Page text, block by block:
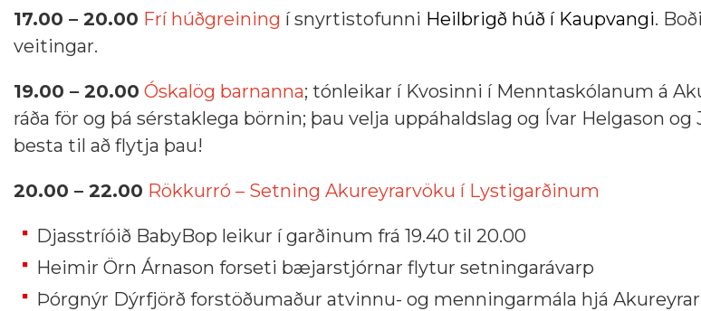
17.00 – 20.00 Frí húðgreining í snyrtistofunni Heilbrigð húð í Kaupvangi.
veitingar.
19.00 – 20.00 Óskalög barnanna; tónleikar í Kvosinni í Menntaskólanum á
ráða för og þá sérstaklega börnin; þau velja uppáhaldslag og Ívar Helgason
besta til að flytja þau!
20.00 – 22.00 Rökkurró – Setning Akureyrarvöku í Lystigarðinum
Djasstríóið BabyBop leikur í garðinum frá 19.40 til 20.00
Heimir Örn Árnason forseti bæjarstjórnar flytur setningarávarp
Þórgnýr Dýrfjörð forstöðumaður atvinnu- og menningarmála hjá